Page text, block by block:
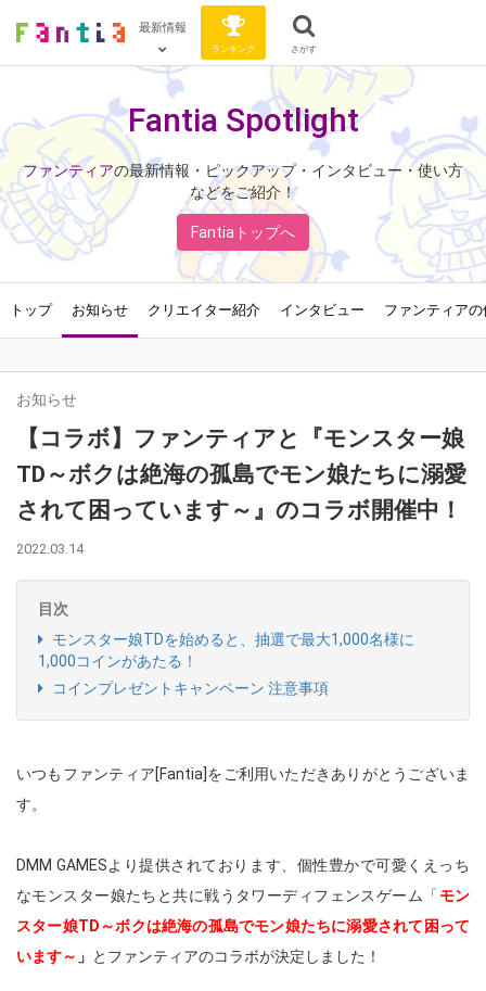
最新情報
ランキング さがす
Fantia Spotlight
ファンティアの最新情報・ピックアップ・インタビュー・使い方
などをご紹介！
Fantiaトップへ
トップ お知らせ クリエイター紹介 インタビュー ファンティア
お知らせ
【コラボ】ファンティアと『モンスター娘
TD～ボクは絶海の孤島でモン娘たちに溺愛
されて困っています～』のコラボ開催中！
2022.03.14
目次
モンスター娘TDを始めると、抽選で最大1,000名様に
1,000コインがあたる！
コインプレゼントキャンペーン 注意事項
いつもファンティア[Fantia]をご利用いただきありがとうございま
す。
DMM GAMESより提供されております、個性豊かで可愛くえっち
なモンスター娘たちと共に戦うタワーディフェンスゲーム「 モン
スター娘TD～ボクは絶海の孤島でモン娘たちに溺愛されて困って
います～ 」 とファンティアのコラボが決定しました！